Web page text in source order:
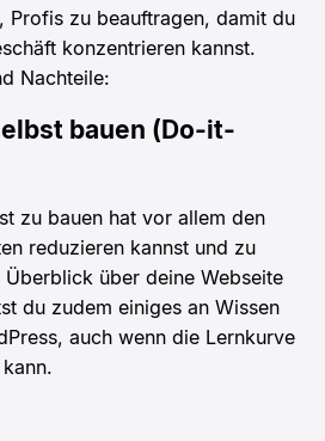
Profis zu beauftragen, damit du
konzentrieren kannst.
Nachteile:
bauen (Do-it-
zu bauen hat vor allem den
reduzieren kannst und zu
über deine Webseite
du zudem einiges an Wissen
auch wenn die Lernkurve